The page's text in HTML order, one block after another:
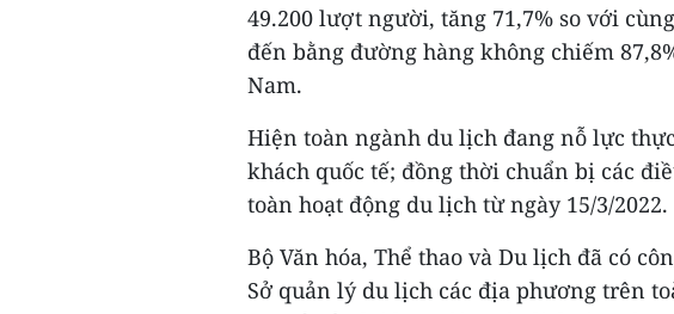
49.200 lượt người, tăng 71,7% so với
đến bằng đường hàng không chiếm
Nam.
Hiện toàn ngành du lịch đang nỗ lực
khách quốc tế; đồng thời chuẩn bị các
toàn hoạt động du lịch từ ngày 15/3/2022.
Bộ Văn hóa, Thể thao và Du lịch đã có
Sở quản lý du lịch các địa phương trên